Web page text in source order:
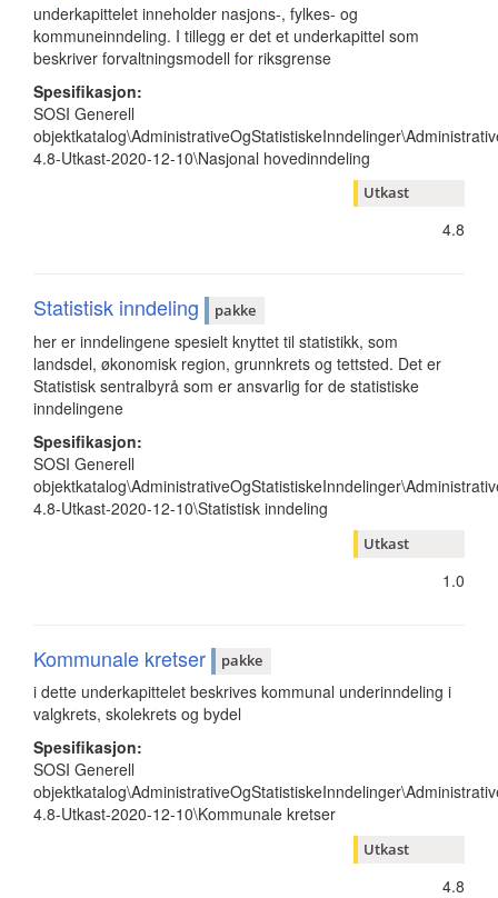
underkapittelet inneholder nasjons-, fylkes- og
kommuneinndeling. I tillegg er det et underkapittel som
beskriver forvaltningsmodell for riksgrense
Spesifikasjon:
SOSI Generell
4.8-Utkast-2020-12-10\Nasjonal hovedinndeling
Utkast
4.8
Statistisk inndeling pakke
her er inndelingene spesielt knyttet til statistikk, som
landsdel, økonomisk region, grunnkrets og tettsted. Det er
Statistisk sentralbyrå som er ansvarlig for de statistiske
inndelingene
Spesifikasjon:
SOSI Generell
4.8-Utkast-2020-12-10\Statistisk inndeling
Utkast
1.0
Kommunale kretser pakke
i dette underkapittelet beskrives kommunal underinndeling i
valgkrets, skolekrets og bydel
Spesifikasjon:
SOSI Generell
4.8-Utkast-2020-12-10\Kommunale kretser
Utkast
4.8